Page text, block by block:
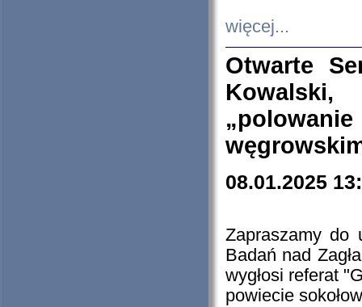
więcej...
Otwarte
08.01.2025
Zapraszamy do
Badań nad
wygłosi referat
powiecie